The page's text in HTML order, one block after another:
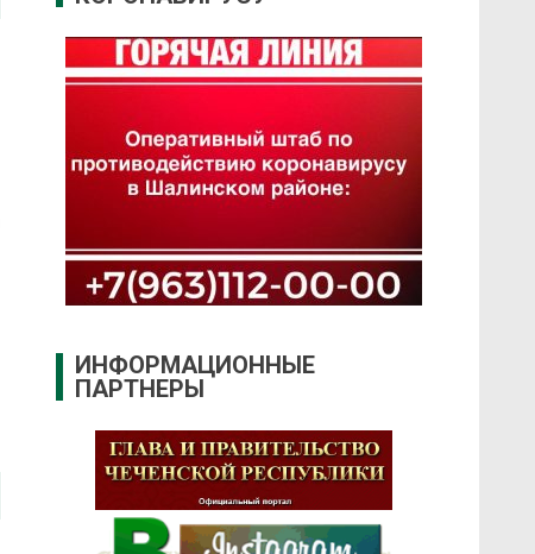
ИНФОРМАЦИОННЫЕ
ПАРТНЕРЫ